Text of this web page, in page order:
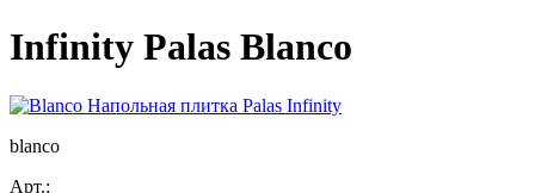
Infinity Palas Blanco
blanco
Арт.: